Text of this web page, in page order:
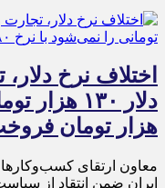
اختلاف نرخ
هزار تومان
معاون ارتقای
ایران ضمن انتقاد از